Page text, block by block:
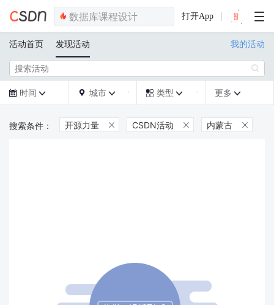
打开App
活动首页 发现活动 我的活动

 时间   城市   类型  更多 
开源力量  CSDN活动  内蒙古 